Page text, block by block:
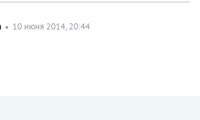
10 июня 2014, 20:44